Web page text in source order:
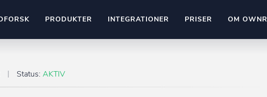
PRODUKTER INTEGRATIONER PRISER OM OWNR
Status: AKTIV